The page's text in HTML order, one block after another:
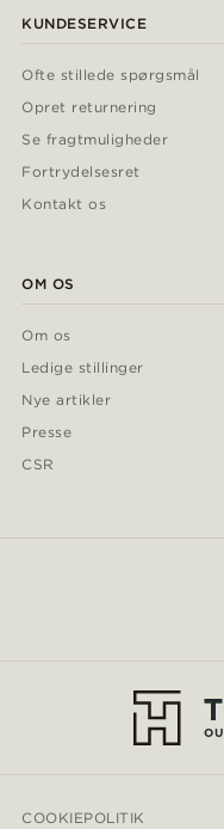
KUNDESERVICE
Ofte stillede spørgsmål
Opret returnering
Se fragtmuligheder
Fortrydelsesret
Kontakt os
OM OS
Om os
Ledige stillinger
Nye artikler
Presse
CSR
COOKIEPOLITIK